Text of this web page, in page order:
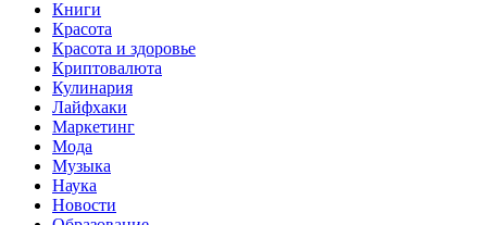
Книги
Красота
Красота и здоровье
Криптовалюта
Кулинария
Лайфхаки
Маркетинг
Мода
Музыка
Наука
Новости